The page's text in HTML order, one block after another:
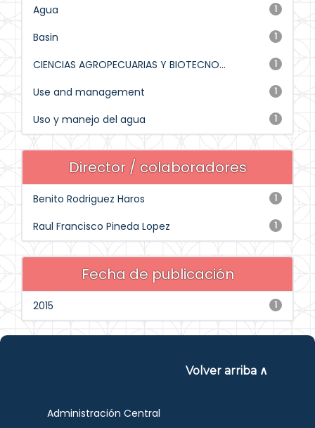
1
Agua
1
Basin
1
CIENCIAS AGROPECUARIAS Y BIOTECNO...
1
Use and management
1
Uso y manejo del agua
Director / colaboradores
1
Benito Rodriguez Haros
1
Raul Francisco Pineda Lopez
Fecha de publicación
1
2015
Volver arriba ∧
Administración Central